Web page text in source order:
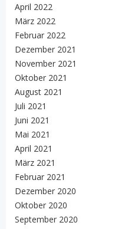
April 2022
März 2022
Februar 2022
Dezember 2021
November 2021
Oktober 2021
August 2021
Juli 2021
Juni 2021
Mai 2021
April 2021
März 2021
Februar 2021
Dezember 2020
Oktober 2020
September 2020